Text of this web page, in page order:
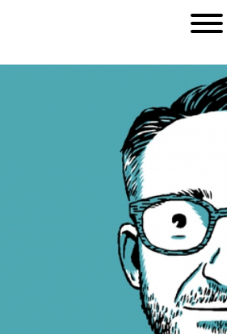
DÉDICACES, ETC.
ARCHIVES